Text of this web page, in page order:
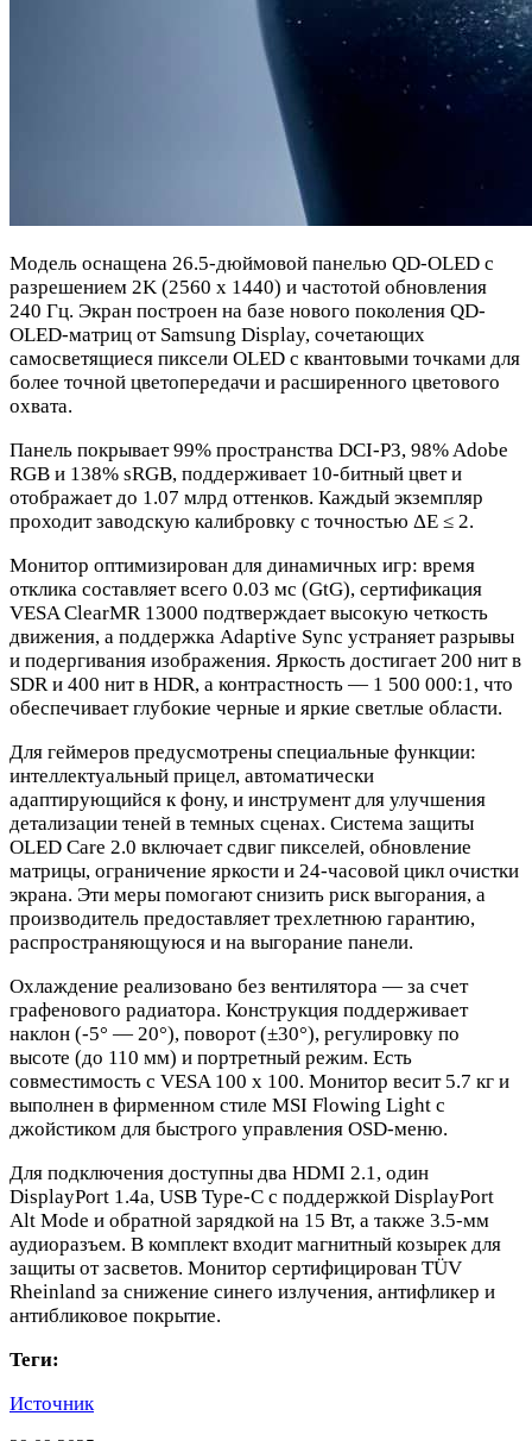
Модель оснащена 26.5-дюймовой панелью QD-OLED с
разрешением 2K (2560 х 1440) и частотой обновления
240 Гц. Экран построен на базе нового поколения QD-
OLED-матриц от Samsung Display, сочетающих
самосветящиеся пиксели OLED с квантовыми точками для
более точной цветопередачи и расширенного цветового
охвата.
Панель покрывает 99% пространства DCI-P3, 98% Adobe
RGB и 138% sRGB, поддерживает 10-битный цвет и
отображает до 1.07 млрд оттенков. Каждый экземпляр
проходит заводскую калибровку с точностью ΔE ≤ 2.
Монитор оптимизирован для динамичных игр: время
отклика составляет всего 0.03 мс (GtG), сертификация
VESA ClearMR 13000 подтверждает высокую четкость
движения, а поддержка Adaptive Sync устраняет разрывы
и подергивания изображения. Яркость достигает 200 нит в
SDR и 400 нит в HDR, а контрастность — 1 500 000:1, что
обеспечивает глубокие черные и яркие светлые области.
Для геймеров предусмотрены специальные функции:
интеллектуальный прицел, автоматически
адаптирующийся к фону, и инструмент для улучшения
детализации теней в темных сценах. Система защиты
OLED Care 2.0 включает сдвиг пикселей, обновление
матрицы, ограничение яркости и 24-часовой цикл очистки
экрана. Эти меры помогают снизить риск выгорания, а
производитель предоставляет трехлетнюю гарантию,
распространяющуюся и на выгорание панели.
Охлаждение реализовано без вентилятора — за счет
графенового радиатора. Конструкция поддерживает
наклон (-5° — 20°), поворот (±30°), регулировку по
высоте (до 110 мм) и портретный режим. Есть
совместимость с VESA 100 х 100. Монитор весит 5.7 кг и
выполнен в фирменном стиле MSI Flowing Light с
джойстиком для быстрого управления OSD-меню.
Для подключения доступны два HDMI 2.1, один
DisplayPort 1.4a, USB Type-C с поддержкой DisplayPort
Alt Mode и обратной зарядкой на 15 Вт, а также 3.5-мм
аудиоразъем. В комплект входит магнитный козырек для
защиты от засветов. Монитор сертифицирован TÜV
Rheinland за снижение синего излучения, антифликер и
антибликовое покрытие.
Теги:
Источник